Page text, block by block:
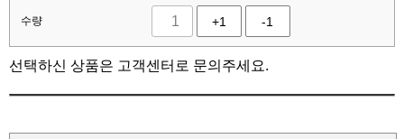
수량 +1 -1
선택하신 상품은 고객센터로 문의주세요.